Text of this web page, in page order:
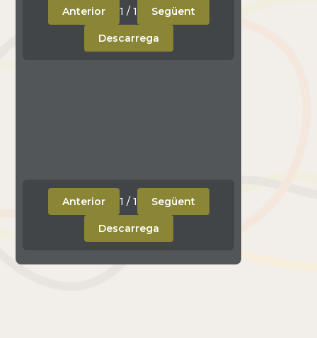
Anterior 1 / 1 Següent
Descarrega
Anterior 1 / 1 Següent
Descarrega